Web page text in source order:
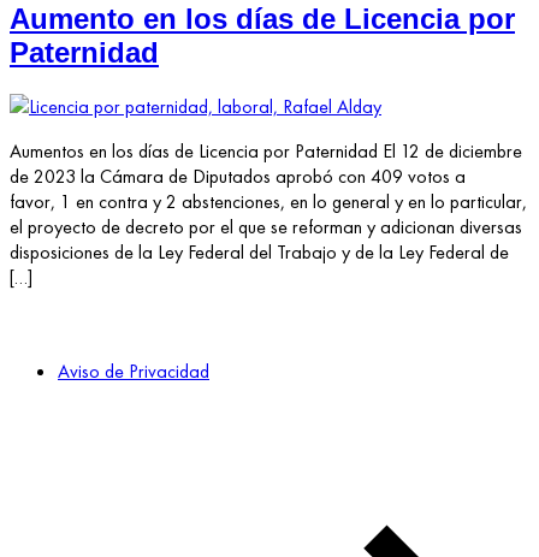
Aumento en los días de Licencia por
Paternidad
Aumentos en los días de Licencia por Paternidad El 12 de diciembre
de 2023 la Cámara de Diputados aprobó con 409 votos a
favor, 1 en contra y 2 abstenciones, en lo general y en lo particular,
el proyecto de decreto por el que se reforman y adicionan diversas
disposiciones de la Ley Federal del Trabajo y de la Ley Federal de
[…]
Aviso de Privacidad